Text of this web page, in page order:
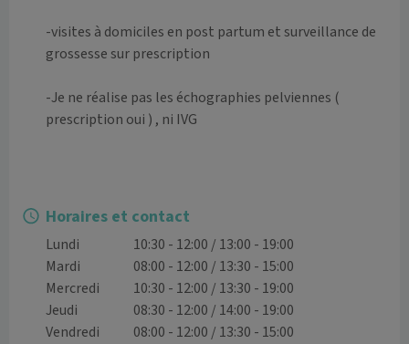
-visites à domiciles en post partum et surveillance de
grossesse sur prescription
-Je ne réalise pas les échographies pelviennes (
prescription oui ) , ni IVG
Horaires et contact
Lundi
10:30 - 12:00 / 13:00 - 19:00
Mardi
08:00 - 12:00 / 13:30 - 15:00
Mercredi
10:30 - 12:00 / 13:30 - 19:00
Jeudi
08:30 - 12:00 / 14:00 - 19:00
Vendredi
08:00 - 12:00 / 13:30 - 15:00